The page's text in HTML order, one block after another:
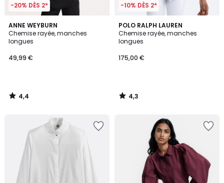
-20% DÈS 2*
ANNE WEYBURN
Chemise rayée, manches
longues
49,99 €
4,4
/ 5
4,4
/
-10% DÈS 2*
POLO RALPH LAUREN
Chemise rayée, manches
longues
175,00 €
4,3
/ 5
4,3
/